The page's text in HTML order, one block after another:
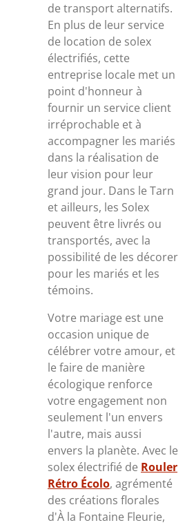
de transport alternatifs.
En plus de leur service
de location de solex
électrifiés, cette
entreprise locale met un
point d'honneur à
fournir un service client
irréprochable et à
accompagner les mariés
dans la réalisation de
leur vision pour leur
grand jour. Dans le Tarn
et ailleurs, les Solex
peuvent être livrés ou
transportés, avec la
possibilité de les décorer
pour les mariés et les
témoins.
Votre mariage est une
occasion unique de
célébrer votre amour, et
le faire de manière
écologique renforce
votre engagement non
seulement l'un envers
l'autre, mais aussi
envers la planète. Avec le
solex électrifié de Rouler
Rétro Écolo, agrémenté
des créations florales
d'À la Fontaine Fleurie,